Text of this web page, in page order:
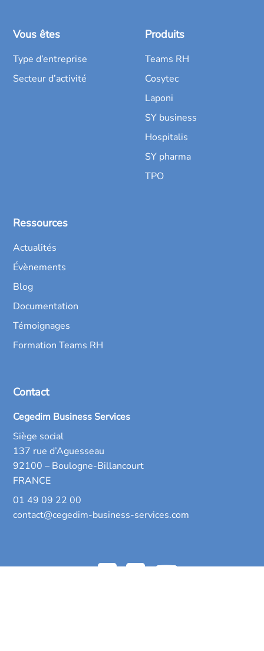
Vous êtes
Type d’entreprise
Secteur d’activité
Produits
Teams RH
Cosytec
Laponi
SY business
Hospitalis
SY pharma
TPO
Ressources
Actualités
Évènements
Blog
Documentation
Témoignages
Formation Teams RH
Contact
Cegedim Business Services
Siège social
137 rue d’Aguesseau
92100 – Boulogne-Billancourt
FRANCE
01 49 09 22 00
contact@cegedim-business-services.com